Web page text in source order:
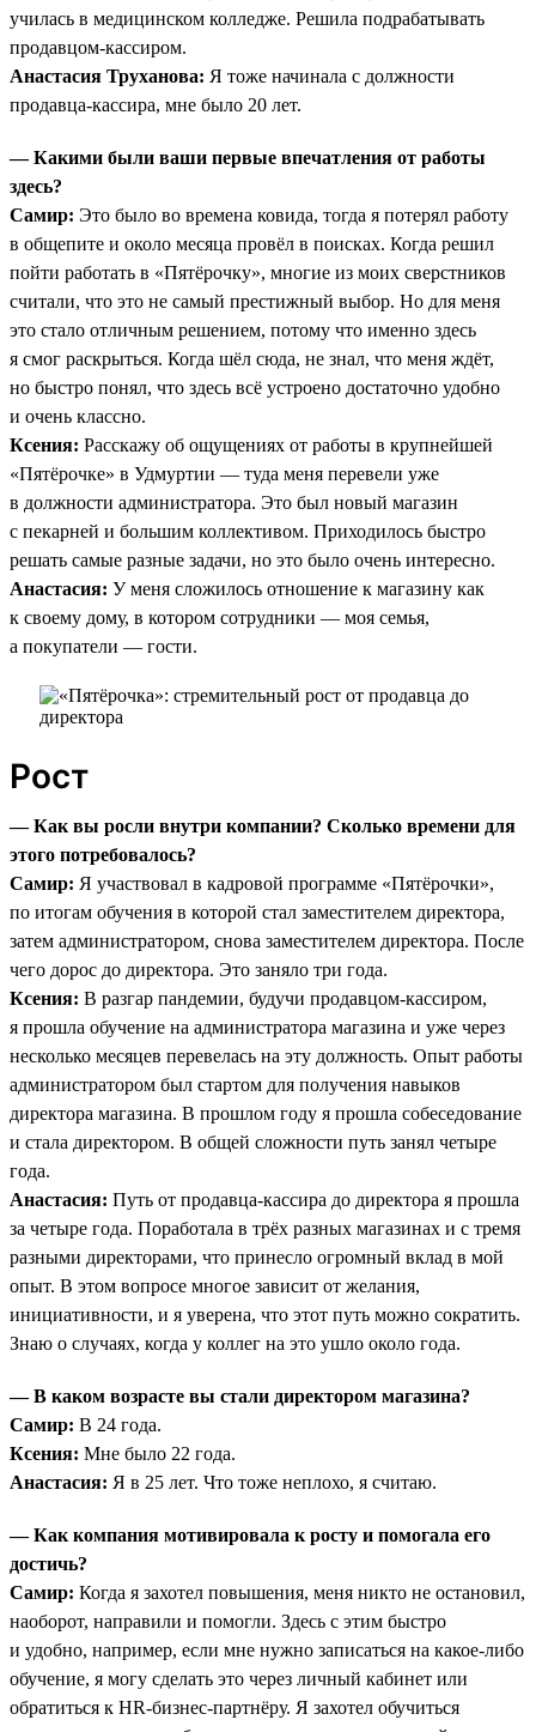
училась в медицинском колледже. Решила подрабатывать
продавцом-кассиром.
Анастасия Труханова: Я тоже начинала с должности
продавца-кассира, мне было 20 лет.
— Какими были ваши первые впечатления от работы
здесь?
Самир: Это было во времена ковида, тогда я потерял работу
в общепите и около месяца провёл в поисках. Когда решил
пойти работать в «Пятёрочку», многие из моих сверстников
считали, что это не самый престижный выбор. Но для меня
это стало отличным решением, потому что именно здесь
я смог раскрыться. Когда шёл сюда, не знал, что меня ждёт,
но быстро понял, что здесь всё устроено достаточно удобно
и очень классно.
Ксения: Расскажу об ощущениях от работы в крупнейшей
«Пятёрочке» в Удмуртии — туда меня перевели уже
в должности администратора. Это был новый магазин
с пекарней и большим коллективом. Приходилось быстро
решать самые разные задачи, но это было очень интересно.
Анастасия: У меня сложилось отношение к магазину как
к своему дому, в котором сотрудники — моя семья,
а покупатели — гости.
Рост
— Как вы росли внутри компании? Сколько времени для
этого потребовалось?
Самир: Я участвовал в кадровой программе «Пятёрочки»,
по итогам обучения в которой стал заместителем директора,
затем администратором, снова заместителем директора. После
чего дорос до директора. Это заняло три года.
Ксения: В разгар пандемии, будучи продавцом-кассиром,
я прошла обучение на администратора магазина и уже через
несколько месяцев перевелась на эту должность. Опыт работы
администратором был стартом для получения навыков
директора магазина. В прошлом году я прошла собеседование
и стала директором. В общей сложности путь занял четыре
года.
Анастасия: Путь от продавца-кассира до директора я прошла
за четыре года. Поработала в трёх разных магазинах и с тремя
разными директорами, что принесло огромный вклад в мой
опыт. В этом вопросе многое зависит от желания,
инициативности, и я уверена, что этот путь можно сократить.
Знаю о случаях, когда у коллег на это ушло около года.
— В каком возрасте вы стали директором магазина?
Самир: В 24 года.
Ксения: Мне было 22 года.
Анастасия: Я в 25 лет. Что тоже неплохо, я считаю.
— Как компания мотивировала к росту и помогала его
достичь?
Самир: Когда я захотел повышения, меня никто не остановил,
наоборот, направили и помогли. Здесь с этим быстро
и удобно, например, если мне нужно записаться на какое-либо
обучение, я могу сделать это через личный кабинет или
обратиться к HR-бизнес-партнёру. Я захотел обучиться